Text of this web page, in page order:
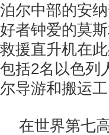
泊尔中部的安
好者钟爱的莫
救援直升机在
包括2名以色列
尔导游和搬运工
在世界第七